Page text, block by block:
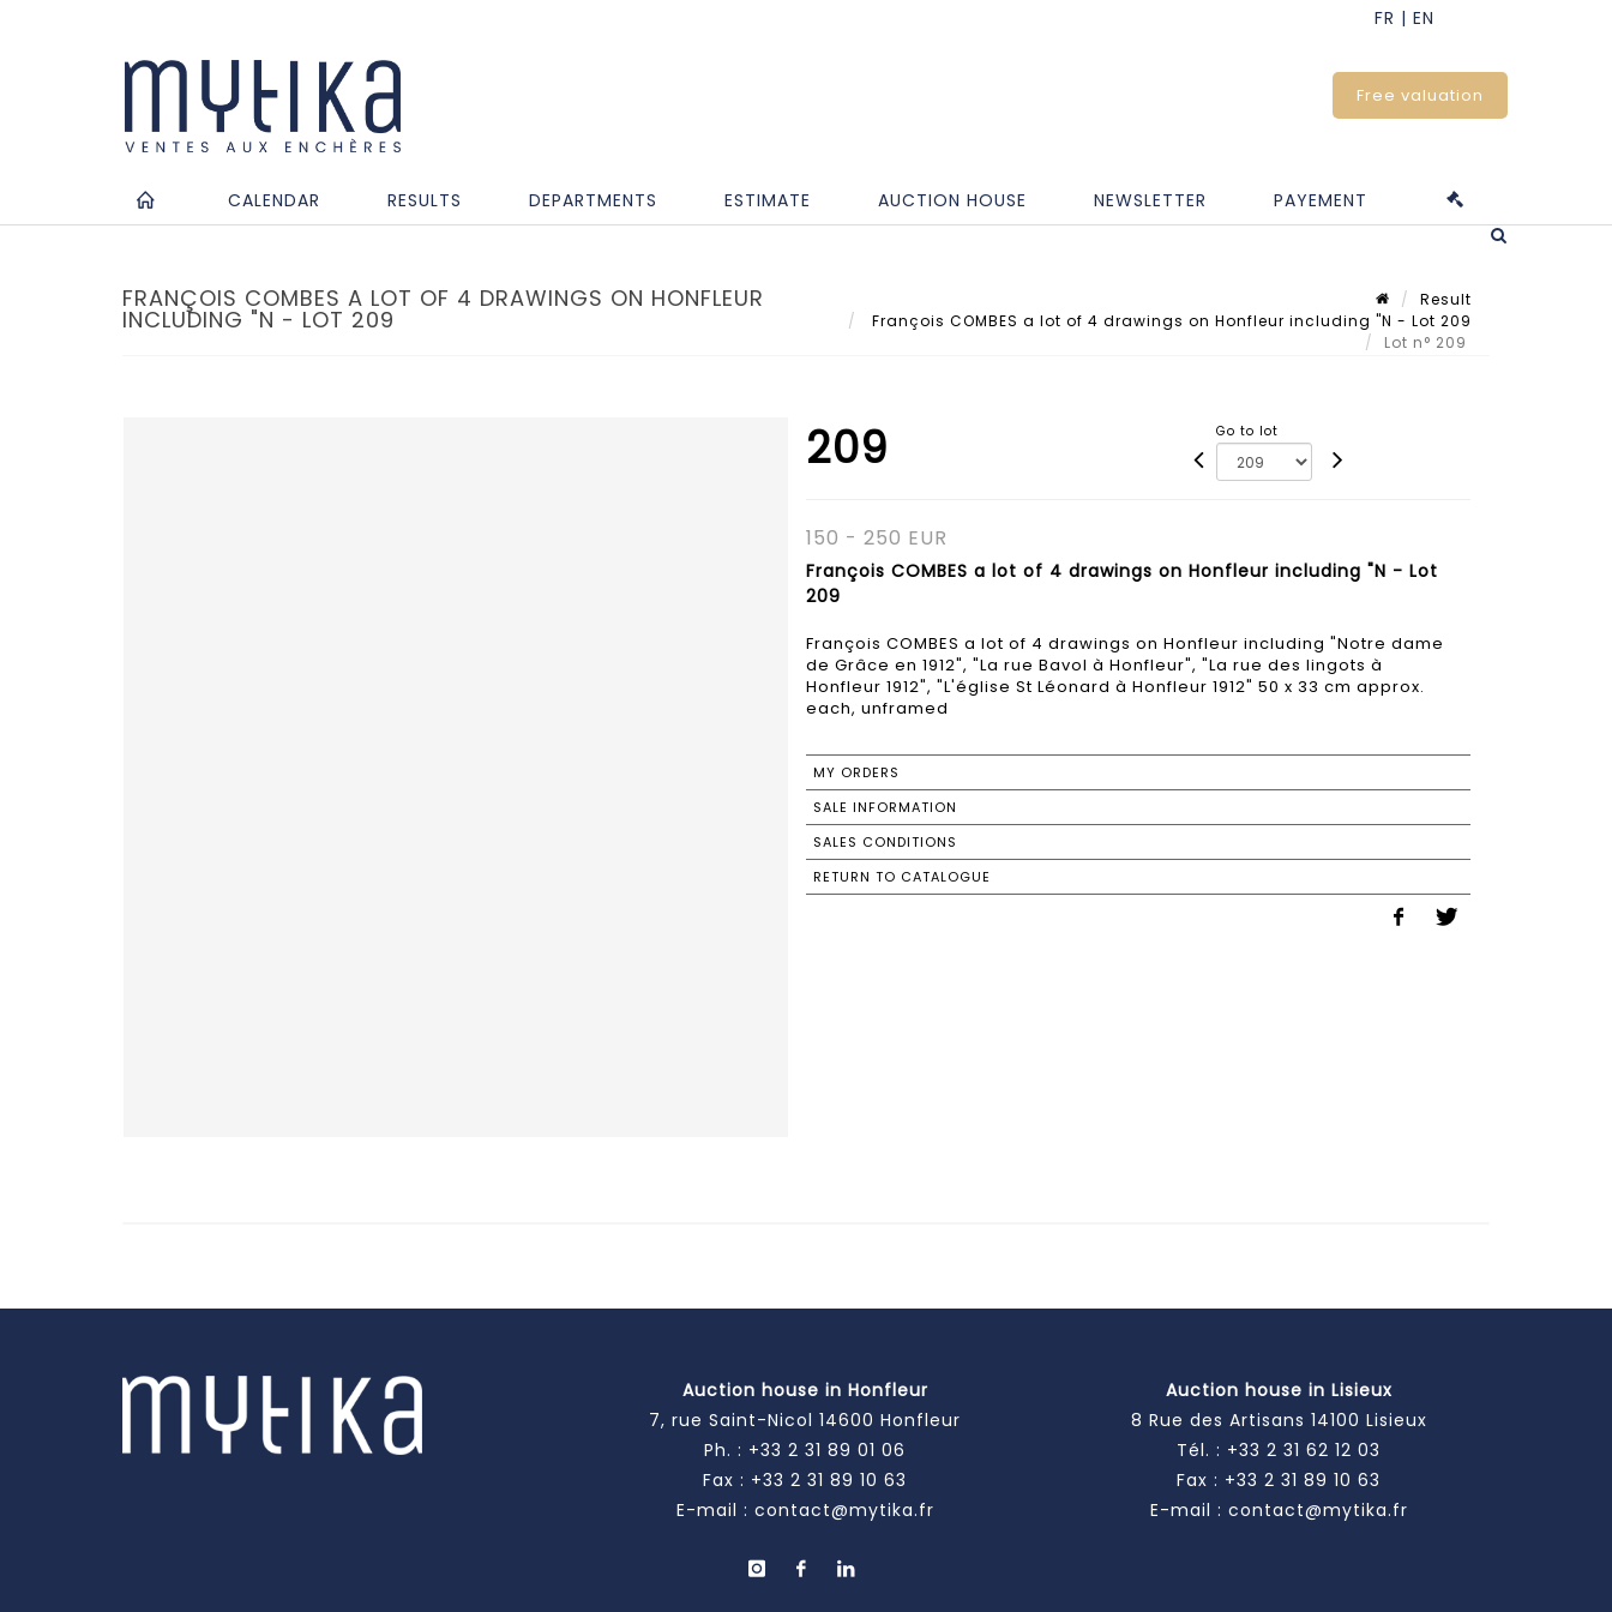
Free valuation
CALENDAR RESULTS DEPARTMENTS ESTIMATE AUCTION HOUSE NEWSLETTER PAYEMENT
FRANÇOIS COMBES A LOT OF 4 DRAWINGS ON HONFLEUR
INCLUDING "N - LOT 209
Result
François COMBES a lot of 4 drawings on Honfleur including "N - Lot 209
Lot n° 209
209 Go to lot
150 - 250 EUR
François COMBES a lot of 4 drawings on Honfleur including "N - Lot
209
François COMBES a lot of 4 drawings on Honfleur including "Notre dame
de Grâce en 1912", "La rue Bavol à Honfleur", "La rue des lingots à
Honfleur 1912", "L'église St Léonard à Honfleur 1912" 50 x 33 cm approx.
each, unframed
MY ORDERS
SALE INFORMATION
SALES CONDITIONS
RETURN TO CATALOGUE
Auction house in Honfleur
7, rue Saint-Nicol 14600 Honfleur
Ph. : +33 2 31 89 01 06
Fax : +33 2 31 89 10 63
E-mail : contact@mytika.fr
Auction house in Lisieux
8 Rue des Artisans 14100 Lisieux
Tél. : +33 2 31 62 12 03
Fax : +33 2 31 89 10 63
E-mail : contact@mytika.fr